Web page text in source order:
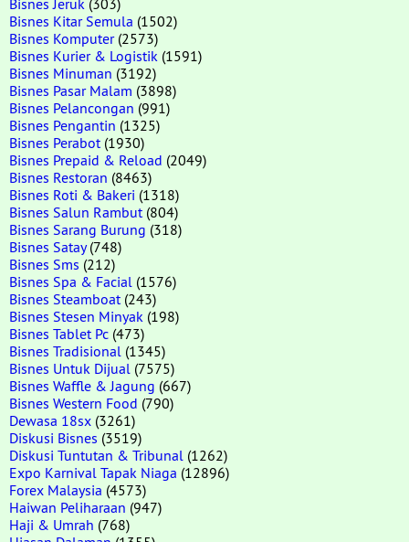
Bisnes Kitar Semula (1502)
Bisnes Komputer(2573)
Bisnes Kurier & Logistik (1591)
Bisnes Minuman (3192)
Bisnes Pasar Malam (3898)
Bisnes Pelancongan (991)
Bisnes Pengantin (1325)
Bisnes Perabot (1930)
Bisnes Prepaid & Reload (2049)
Bisnes Restoran (8463)
Bisnes Roti & Bakeri (1318)
Bisnes Salun Rambut (804)
Bisnes Sarang Burung (318)
Bisnes Satay(748)
Bisnes Sms (212)
Bisnes Spa & Facial (1576)
Bisnes Steamboat (243)
Bisnes Stesen Minyak (198)
Bisnes Tablet Pc (473)
Bisnes Tradisional (1345)
Bisnes Untuk Dijual (7575)
Bisnes Waffle & Jagung (667)
Bisnes Western Food (790)
Dewasa 18sx (3261)
Diskusi Bisnes (3519)
Diskusi Tuntutan & Tribunal (1262)
Expo Karnival Tapak Niaga (12896)
Forex Malaysia (4573)
Haiwan Peliharaan (947)
Haji & Umrah (768)